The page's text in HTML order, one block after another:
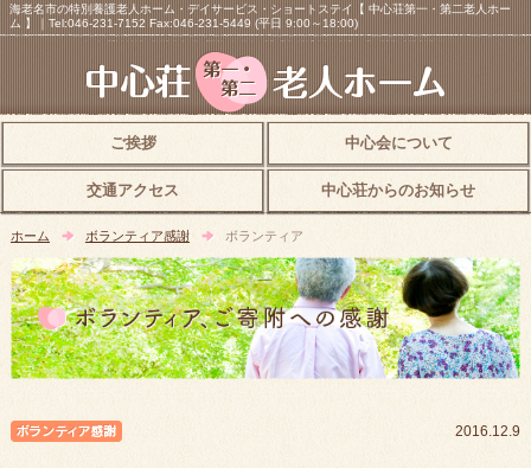
海老名市の特別養護老人ホーム・デイサービス・ショートステイ【 中心荘第一・第二老人ホー
ム 】｜Tel:046-231-7152 Fax:046-231-5449 (平日 9:00～18:00)
ご挨拶 中心会について
交通アクセス 中心荘からのお知らせ
ホーム ボランティア感謝 ボランティア
2016.12.9